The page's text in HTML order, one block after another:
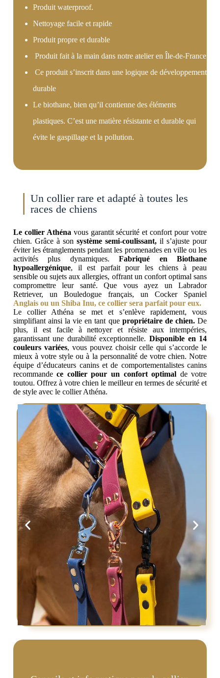
Produit waterproof.
Nettoyage facile et rapide
Produit propre et durable
Produit fait à la main dans notre atelier en Île-de-France
Ce produit s’inscrit dans une logique de développement
durable
Le biothane, bien qu’il contienne des éléments
plastiques. C’est une matière résistante et durable qui
évite le gaspillage et la pollution.
Un collier rare et adapté à toutes les
races de chiens
Le collier Athéna vous garantit sécurité et confort pour votre
chien. Grâce à son système semi-coulissant, il s’ajuste pour
éviter les étranglements pendant les promenades en ville ou les
activités plus dynamiques.Fabriqué en Biothane
hypoallergénique, il est parfait pour les chiens à peau
sensible ou sujets aux allergies, offrant un confort optimal sans
compromettre leur santé. Que vous ayez un Labrador
Retriever, un Bouledogue français, un Cocker Spaniel
Anglais ou un Shiba Inu, ce collier sera parfait pour eux.
Le collier Athéna se met et s’enlève rapidement, vous
simplifiant ainsi la vie en tant quepropriétaire de chien. De
plus, il est facile à nettoyer et résiste aux intempéries,
garantissant une durabilité exceptionnelle.Disponible en 14
couleurs variées, vous pouvez choisir celle qui s’accorde le
mieux à votre style ou à la personnalité de votre chien. Notre
équipe d’éducateurs canins et de comportementalistes canins
recommandece collier pour un confort optimal de votre
toutou. Offrez à votre chien le meilleur en termes de sécurité et
de style avec le collier Athéna.